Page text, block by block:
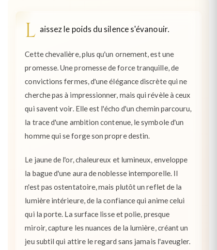
L aissez le poids du silence s'évanouir.
Cette chevalière, plus qu'un ornement, est une
promesse. Une promesse de force tranquille, de
convictions fermes, d'une élégance discrète qui ne
cherche pas à impressionner, mais qui révèle à ceux
qui savent voir. Elle est l'écho d'un chemin parcouru,
la trace d'une ambition contenue, le symbole d'un
homme qui se forge son propre destin.
Le jaune de l'or, chaleureux et lumineux, enveloppe
la bague d'une aura de noblesse intemporelle. Il
n'est pas ostentatoire, mais plutôt un reflet de la
lumière intérieure, de la confiance qui anime celui
qui la porte. La surface lisse et polie, presque
miroir, capture les nuances de la lumière, créant un
jeu subtil qui attire le regard sans jamais l'aveugler.